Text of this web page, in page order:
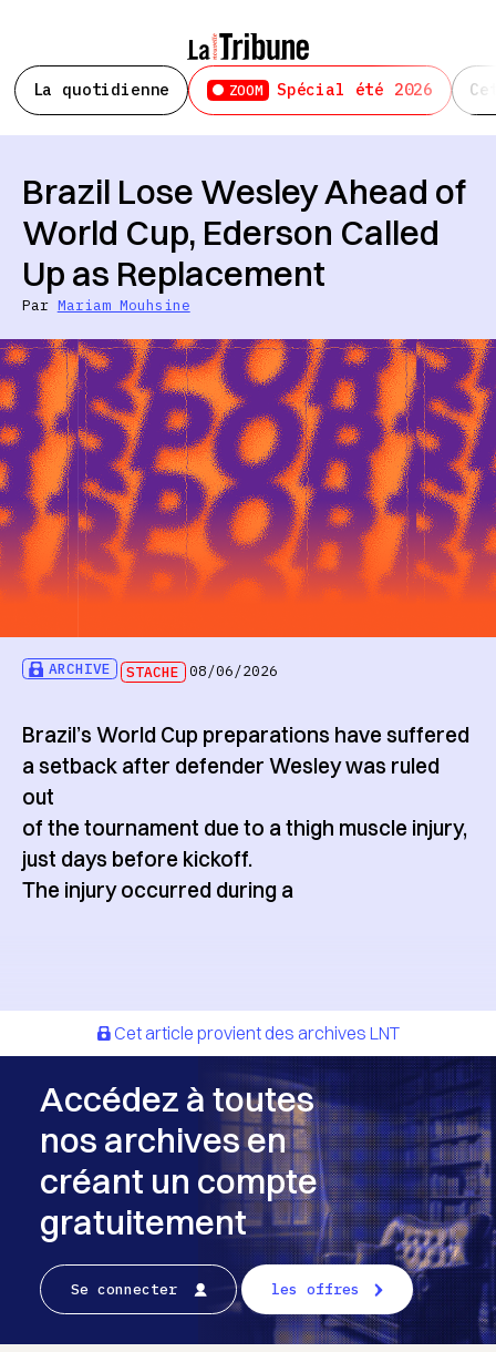
La quotidienne ZOOM Spécial été 2026
ARCHIVE STACHE 08/06/2026
Brazil Lose Wesley Ahead of
World Cup, Ederson Called
Up as Replacement
Par Mariam Mouhsine
Brazil’s World Cup preparations have suffered
a setback after defender Wesley was ruled
out
of the tournament due to a thigh muscle injury,
just days before kickoff.
The injury occurred during a
Cet article provient des archives LNT
Accédez à toutes
nos archives en
créant un compte
gratuitement
Se connecter les offres